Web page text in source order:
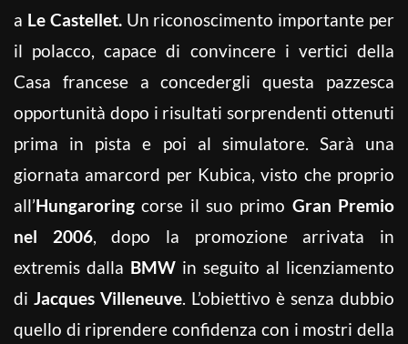
a Le Castellet. Un riconoscimento importante per
il polacco, capace di convincere i vertici della
Casa francese a concedergli questa pazzesca
opportunità dopo i risultati sorprendenti ottenuti
prima in pista e poi al simulatore. Sarà una
giornata amarcord per Kubica, visto che proprio
all’Hungaroring corse il suo primo Gran Premio
nel 2006, dopo la promozione arrivata in
extremis dalla BMW in seguito al licenziamento
di Jacques Villeneuve. L’obiettivo è senza dubbio
quello di riprendere confidenza con i mostri della